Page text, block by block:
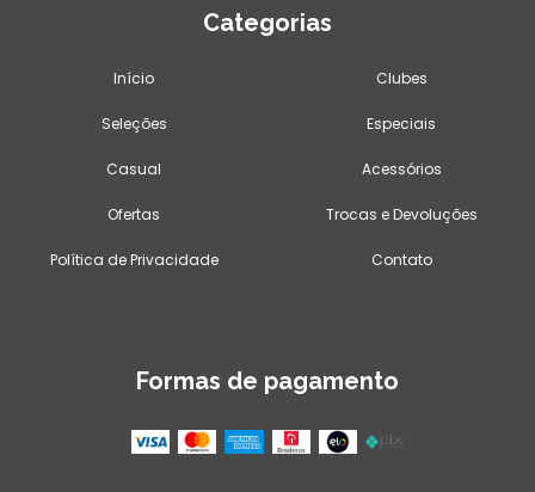
Categorias
Início Clubes
Seleções Especiais
Casual Acessórios
Ofertas Trocas e Devoluções
Política de Privacidade Contato
Formas de pagamento